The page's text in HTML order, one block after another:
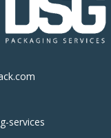
services